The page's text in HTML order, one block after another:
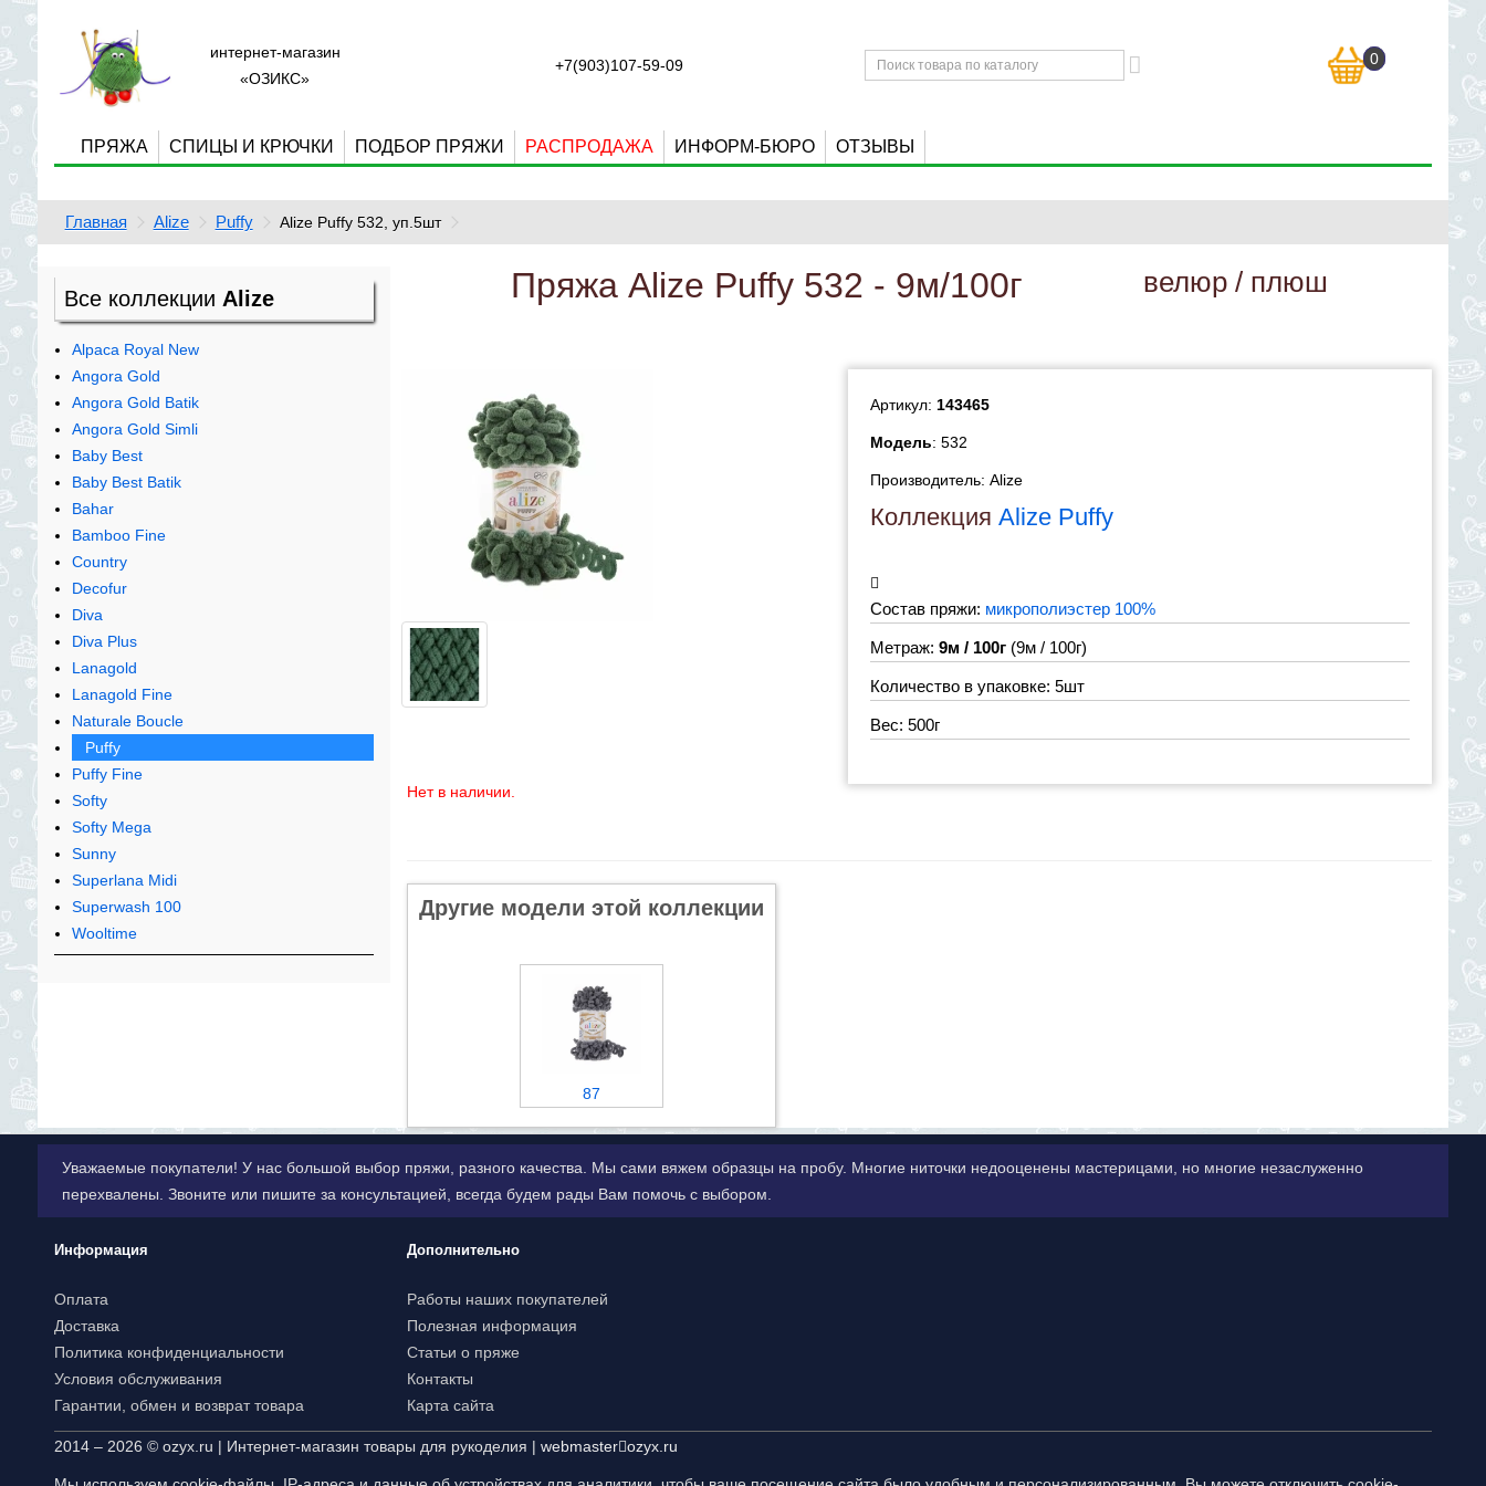
интернет-магазин
«ОЗИКС»
+7(903)107-59-09 0
ПРЯЖА СПИЦЫ И КРЮЧКИ ПОДБОР ПРЯЖИ РАСПРОДАЖА ИНФОРМ-БЮРО ОТЗЫВЫ
Главная Alize Puffy Alize Puffy 532, уп.5шт
Все коллекции Alize
Alpaca Royal New
Angora Gold
Angora Gold Batik
Angora Gold Simli
Baby Best
Baby Best Batik
Bahar
Bamboo Fine
Country
Decofur
Diva
Diva Plus
Lanagold
Lanagold Fine
Naturale Boucle
Puffy
Puffy Fine
Softy
Softy Mega
Sunny
Superlana Midi
Superwash 100
Wooltime
Пряжа Alize Puffy 532 - 9м/100г велюр / плюш
Нет в наличии.
Артикул: 143465
Модель: 532
Производитель: Alize
Коллекция Alize Puffy
Состав пряжи: микрополиэстер 100%
Метраж: 9м / 100г(9м / 100г)
Количество в упаковке: 5шт
Вес: 500г
Другие модели этой коллекции
87
Уважаемые покупатели! У нас большой выбор пряжи, разного качества. Мы сами вяжем образцы на пробу. Многие ниточки недооценены мастерицами, но многие незаслуженно
перехвалены. Звоните или пишите за консультацией, всегда будем рады Вам помочь с выбором.
Информация
Оплата
Доставка
Политика конфиденциальности
Условия обслуживания
Гарантии, обмен и возврат товара
Дополнительно
Работы наших покупателей
Полезная информация
Статьи о пряже
Контакты
Карта сайта
2014 – 2026 © ozyx.ru | Интернет-магазин товары для рукоделия | webmaster ozyx.ru